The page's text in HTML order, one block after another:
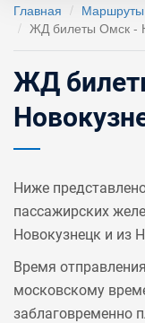
Главная
ЖД билеты Омск -
ЖД
Ниже
пассажирских
Новокузнецк и из
Время
московскому
заблаговременно